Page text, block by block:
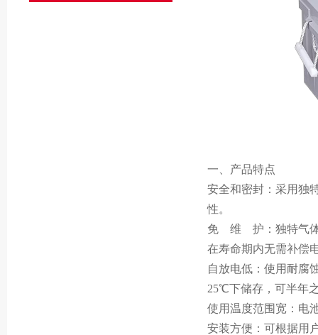
一、产品特点
安全和密封：采用独
性。
免 维 护：独特气体
在寿命期内无需补偿
自放电低：使用耐腐
25℃下储存，可半年
使用温度范围宽：电
安装方便：可根据用